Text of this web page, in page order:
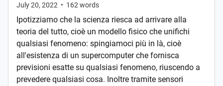
July 20, 2022 • 162 words
Ipotizziamo che la scienza riesca ad arrivare alla
teoria del tutto, cioè un modello fisico che unifichi
qualsiasi fenomeno: spingiamoci più in là, cioè
all'esistenza di un supercomputer che fornisca
previsioni esatte su qualsiasi fenomeno, riuscendo a
prevedere qualsiasi cosa. Inoltre tramite sensori